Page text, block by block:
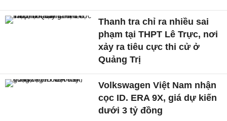
Thanh tra chỉ ra nhiều sai
phạm tại THPT Lê Trực, nơi
xảy ra tiêu cực thi cử ở
Quảng Trị
Volkswagen Việt Nam nhận
cọc ID. ERA 9X, giá dự kiến
dưới 3 tỷ đồng